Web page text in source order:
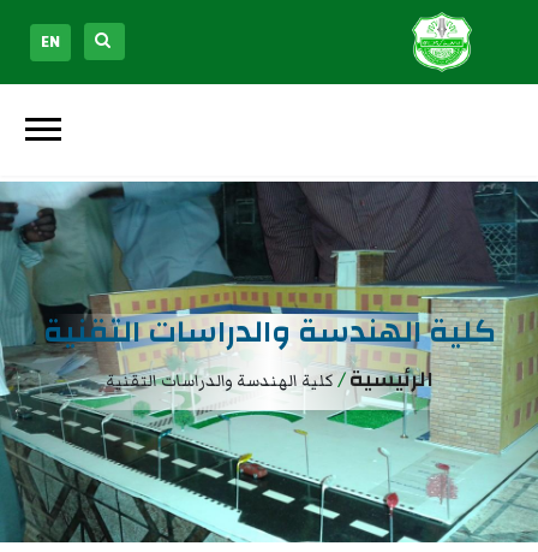
EN
كلية الهندسة والدراسات التقنية
الرئيسية/كلية الهندسة والدراسات التقنية